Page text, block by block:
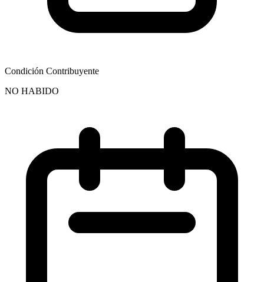
Condición Contribuyente
NO HABIDO